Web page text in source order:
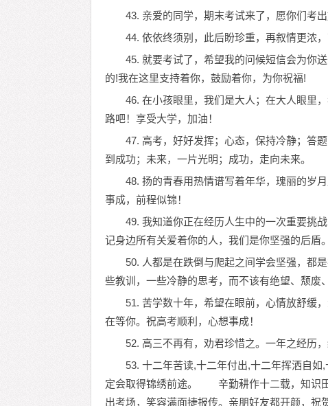
43. 亲爱的同学，期末考试来了，愿你们考
44. 依依终须别，此后盼珍重，再叙情更浓
45. 就要考试了，希望我的问候短信会为你
的!我在这里支持着你，鼓励着你，为你祝福!
46. 在小孩眼里，我们是大人；在大人眼里
路吧！享受大学，加油！
47. 高考，好好发挥；心态，保持冷静；答
到成功；未来，一片光明；成功，走向未来。
48. 扬的青春用热情谱写着年华，瑰丽的岁
事成，前程似锦！
49. 我知道你正在经历人生中的一次重要挑
记身边所有关爱着你的人，我们是你坚强的后盾。
50. 人都是在跌倒与爬起之间学会坚强，都
些教训，一些冷静的思考，而不该有绝望、颓废
51. 苦学数十年，希望在眼前，心情放舒缓
在等你。祝高考顺利，心想事成！
52. 高三不再有，劝君珍惜之。一年之经历，
53. 十二年苦读,十二年付出,十二年挥洒自
定会取得锦绣前途。 辛勤耕作十二载，知识
出考场，笑容满面捷报传。亲朋好友都开颜，祝